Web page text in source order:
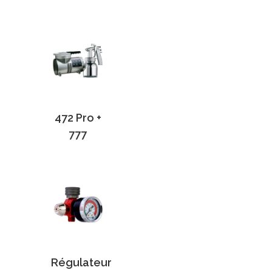
472 Pro +
777
Régulateur